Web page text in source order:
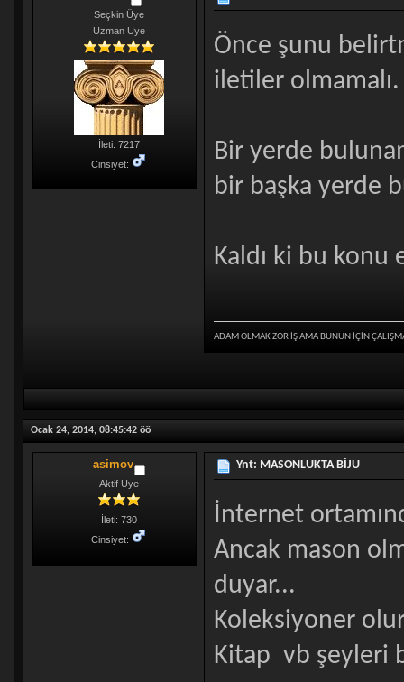
Seçkin Üye
Uzman Uye
İleti: 7217
Cinsiyet:
Önce şunu
iletiler olmamalı.
Bir yerde
bir başka yerde
Kaldı ki bu konu
ADAM OLMAK ZOR İŞ AMA BUNUN İÇİN
Ocak 24, 2014, 08:45:42 öö
asimov
Aktif Uye
İleti: 730
Cinsiyet:
Ynt: MASONLUKTA BİJU
İnternet
Ancak mason
duyar...
Koleksiyoner
Kitap vb şeyleri